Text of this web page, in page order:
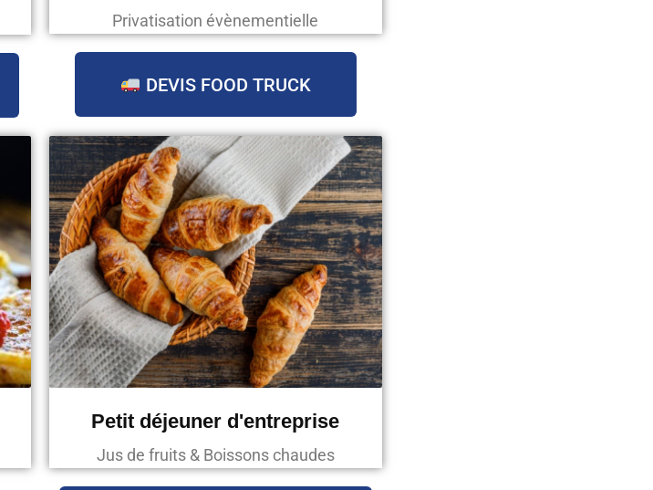
Privatisation évènementielle
DEVIS FOOD TRUCK
Petit déjeuner d'entreprise
Jus de fruits & Boissons chaudes